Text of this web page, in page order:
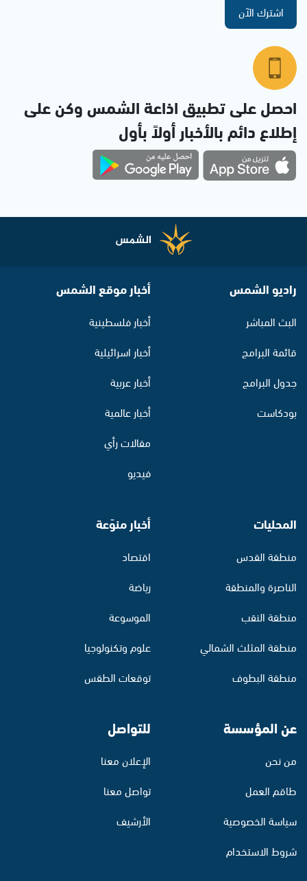
اشترك الآن
احصل على تطبيق اذاعة الشمس وكن على
إطلاع دائم بالأخبار أولاً بأول
راديو الشمس
البث المباشر
قائمة البرامج
جدول البرامج
بودكاست
أخبار موقع الشمس
أخبار فلسطينية
أخبار اسرائيلية
أخبار عربية
أخبار عالمية
مقالات رأي
فيديو
المحليات
منطقة القدس
الناصرة والمنطقة
منطقة النقب
منطقة المثلث الشمالي
منطقة البطوف
أخبار منوّعة
اقتصاد
رياضة
الموسوعة
علوم وتكنولوجيا
توقعات الطقس
عن المؤسسة
من نحن
طاقم العمل
سياسة الخصوصية
شروط الاستخدام
للتواصل
الإعلان معنا
تواصل معنا
الأرشيف